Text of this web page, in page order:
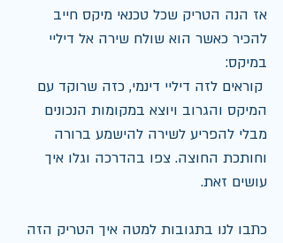
אז הנה הטריק שכל טכנאי מיקס חייב
להכיר כאשר הוא שולח שירה אל דיליי
במיקס:
קוראים לזה דיליי דינמי, כזה שרוקד עם
המיקס והגרוב ויוצא במקומות הנכונים
מבלי להפריע לשירה להישמע ברורה
וחותכת החוצה. צפו בהדרכה וגלו איך
עושים זאת.
כתבו לנו בתגובות למטה איך הטריק הזה